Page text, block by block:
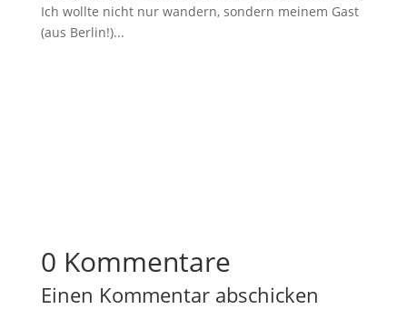
Ich wollte nicht nur wandern, sondern meinem Gast
(aus Berlin!)...
0 Kommentare
Einen Kommentar abschicken